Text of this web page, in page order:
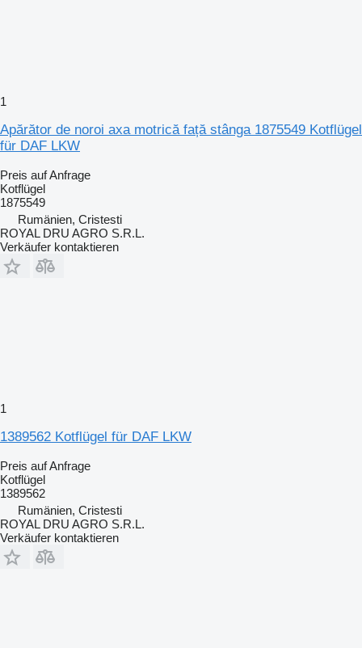
1
Apărător de noroi axa motrică față stânga 1875549 Kotflügel
für DAF LKW
Preis auf Anfrage
Kotflügel
1875549
Rumänien, Cristesti
ROYAL DRU AGRO S.R.L.
Verkäufer kontaktieren
1
1389562 Kotflügel für DAF LKW
Preis auf Anfrage
Kotflügel
1389562
Rumänien, Cristesti
ROYAL DRU AGRO S.R.L.
Verkäufer kontaktieren